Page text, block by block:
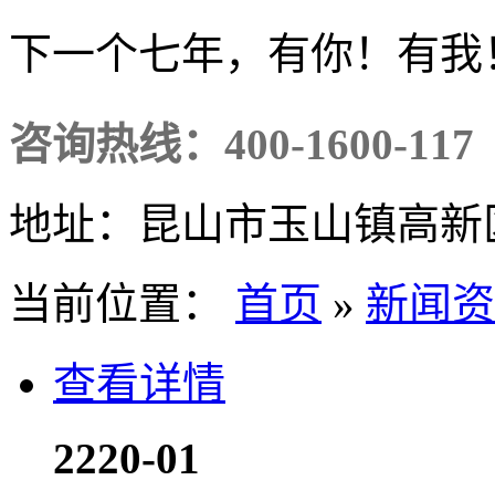
下一个七年，有你！有我
咨询热线： 400-1600-117
地址：昆山市玉山镇高
当前位置：
首页 » 新闻
查看详情
2220-01